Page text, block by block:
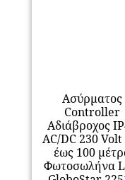
Ασύρματος
Controller
Αδιάβροχος
AC/DC 230 Volt
έως 100
Φωτοσωλήνα